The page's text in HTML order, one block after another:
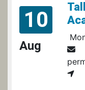
10
Aug